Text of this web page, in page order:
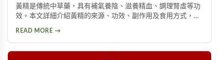
黃精是傳統中草藥，具有補氣養陰、滋養精血、調理腎虛等功
效。本文詳細介紹黃精的來源、功效、副作用及食用方式，包
READ MORE →